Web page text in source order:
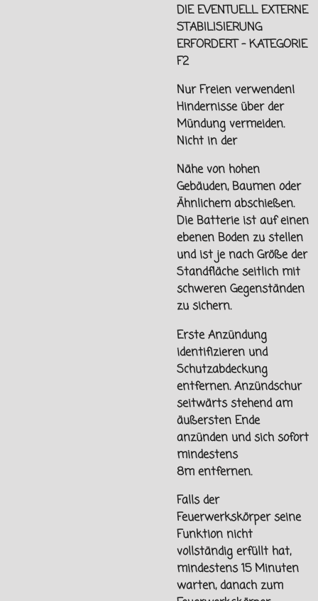
DIE EVENTUELL EXTERNE
STABILISIERUNG
ERFORDERT - KATEGORIE
F2
Nur Freien verwenden!
Hindernisse über der
Mündung vermeiden.
Nicht in der
Nähe von hohen
Gebäuden, Baumen oder
Ähnlichem abschießen.
Die Batterie ist auf einen
ebenen Boden zu stellen
und ist je nach Größe der
Standfläche seitlich mit
schweren Gegenständen
zu sichern.
Erste Anzündung
identifizieren und
Schutzabdeckung
entfernen. Anzündschur
seitwärts stehend am
äußersten Ende
anzünden und sich sofort
mindestens
8m entfernen.
Falls der
Feuerwerkskörper seine
Funktion nicht
vollständig erfüllt hat,
mindestens 15 Minuten
warten, danach zum